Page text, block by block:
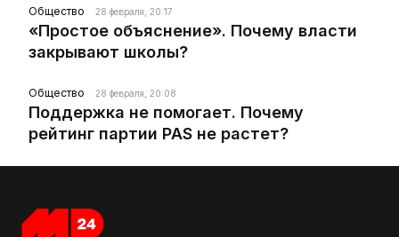
Общество 28 февраля, 20:17
«Простое объяснение». Почему власти
закрывают школы?
Общество 28 февраля, 20:08
Поддержка не помогает. Почему
рейтинг партии PAS не растет?